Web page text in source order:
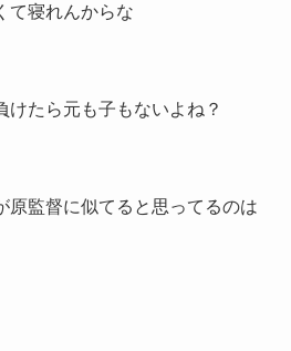
て寝れんからな
けたら元も子もないよね？
原監督に似てると思ってるのは